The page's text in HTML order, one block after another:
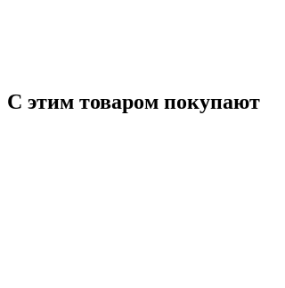
С этим товаром покупают